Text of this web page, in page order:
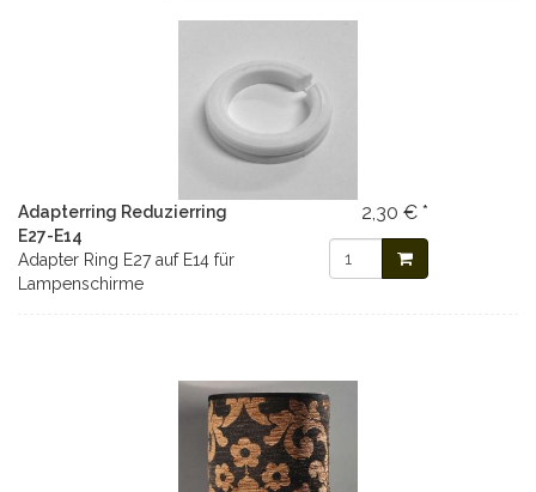
Adapterring Reduzierring
E27-E14
Adapter Ring E27 auf E14 für
Lampenschirme
2,30 € *